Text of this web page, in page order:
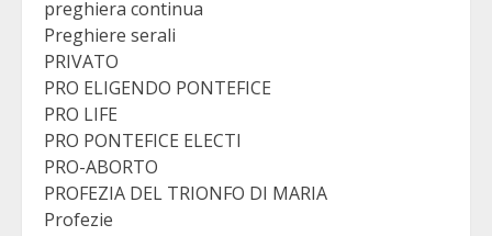
preghiera continua
Preghiere serali
PRIVATO
PRO ELIGENDO PONTEFICE
PRO LIFE
PRO PONTEFICE ELECTI
PRO-ABORTO
PROFEZIA DEL TRIONFO DI MARIA
Profezie